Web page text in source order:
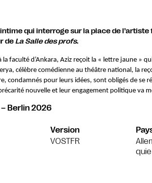
qui interroge sur la place de
de La Salle des profs.
la faculté d’Ankara, Aziz reçoit la « lettre jaune »
célèbre comédienne au théâtre national, la
condamnés pour leurs idées, sont obligés de se
nouvelle et leur engagement politique va
– Berlin 2026
Version
VOSTFR
quie